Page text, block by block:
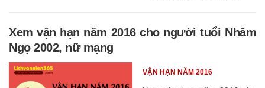
Xem vận hạn năm 2016 cho người tuổi Nhâm
Ngọ 2002, nữ mạng
VẬN HẠN NĂM 2016